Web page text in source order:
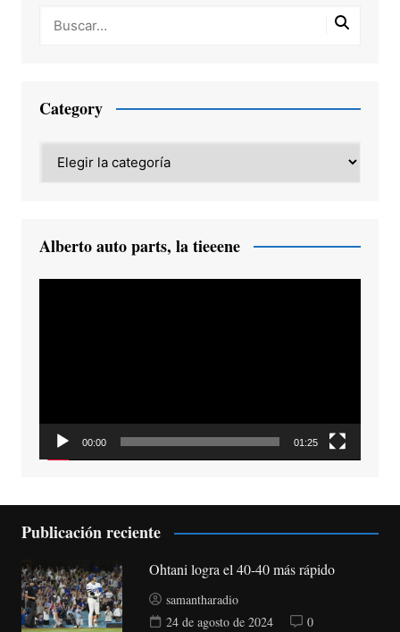
Category
Alberto auto parts, la tieeene
00:00 01:25
Publicación reciente
Ohtani logra el 40-40 más rápido
samantharadio
24 de agosto de 2024
0